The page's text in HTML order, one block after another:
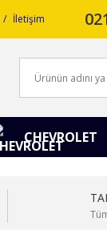
İletişim
CHEVROLET